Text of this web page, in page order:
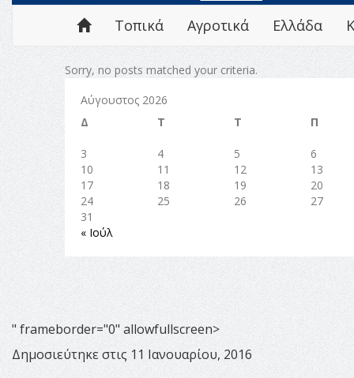
" frameborder="0" allowfullscreen>
Δημοσιεύτηκε στις 11 Ιανουαρίου, 2016